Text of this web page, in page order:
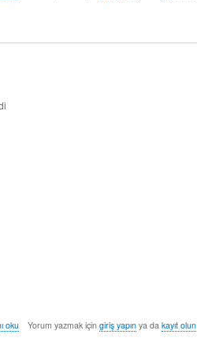
oku Yorum yazmak içingiriş yapın ya dakayıt olun